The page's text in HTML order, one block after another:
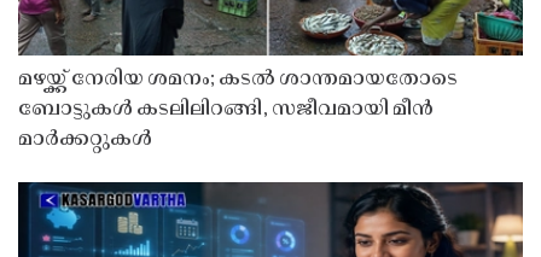
മഴയ്ക്ക് നേരിയ ശമനം; കടൽ ശാന്തമായതോടെ
ബോട്ടുകൾ കടലിലിറങ്ങി, സജീവമായി മീൻ
മാർക്കറ്റുകൾ